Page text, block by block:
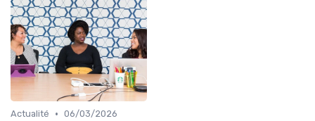
Actualité • 06/03/2026